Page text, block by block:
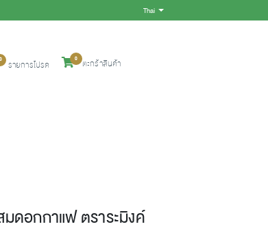
Thai
Toggle Dropdown
รายการโปรด
0 ตะกร้าสินค้า
0
ดอกกาแฟ ตราระมิงค์